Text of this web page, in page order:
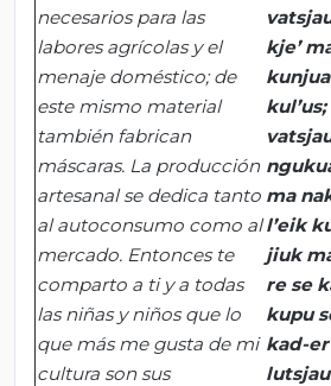
necesarios para las
labores agrícolas y el
menaje doméstico; de
este mismo material
también fabrican
máscaras. La producción
artesanal se dedica tanto
al autoconsumo como al
mercado. Entonces te
comparto a ti y a todas
las niñas y niñosque lo
que másme gusta de mi
cultura son sus
kje’
kunjua
kul’us;
ma
l’eik
jiuk
re se
kupu
kad-er
lutsjau